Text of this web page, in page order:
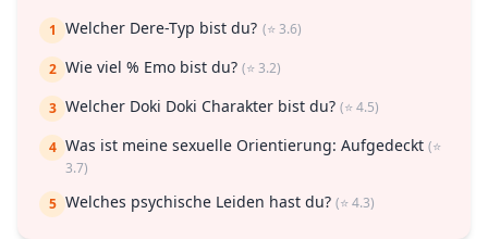
1 Welcher Dere-Typ bist du? (⭐ 3.6)
2 Wie viel % Emo bist du? (⭐ 3.2)
3 Welcher Doki Doki Charakter bist du? (⭐ 4.5)
4 Was ist meine sexuelle Orientierung: Aufgedeckt (⭐
3.7)
5 Welches psychische Leiden hast du? (⭐ 4.3)